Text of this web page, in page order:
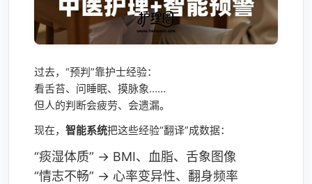
过去，“预判”靠护士经验：
看舌苔、问睡眠、摸脉象……
但人的判断会疲劳、会遗漏。
现在， 智能系统把这些经验“翻译”成数据：
“痰湿体质” → BMI、血脂、舌象图像
“情志不畅” → 心率变异性、翻身频率